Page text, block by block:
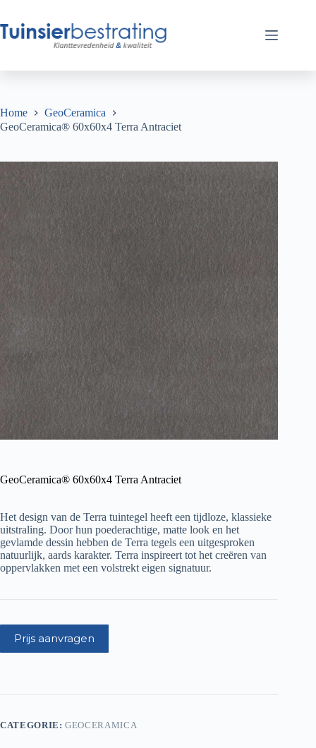
de
Home
GeoCeramica
GeoCeramica® 60x60x4 Terra Antraciet
GeoCeramica® 60x60x4 Terra Antraciet
Het design van de Terra tuintegel heeft een tijdloze, klassieke
uitstraling. Door hun poederachtige, matte look en het
gevlamde dessin hebben de Terra tegels een uitgesproken
natuurlijk, aards karakter. Terra inspireert tot het creëren van
oppervlakken met een volstrekt eigen signatuur.
Prijs aanvragen
CATEGORIE:GEOCERAMICA